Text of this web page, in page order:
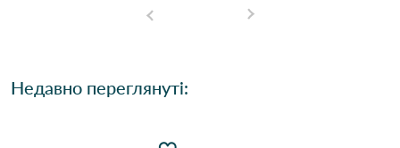
Недавно переглянуті: